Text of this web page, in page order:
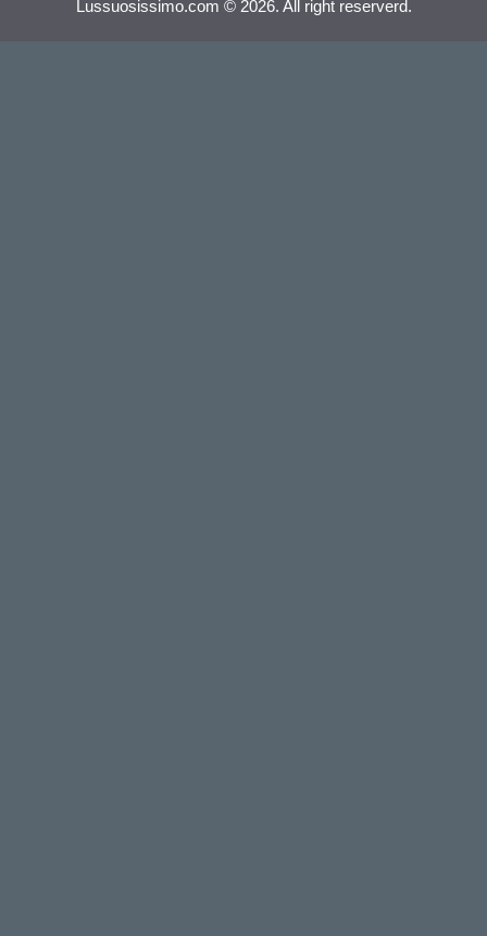
Lussuosissimo.com © 2026. All right reserverd.